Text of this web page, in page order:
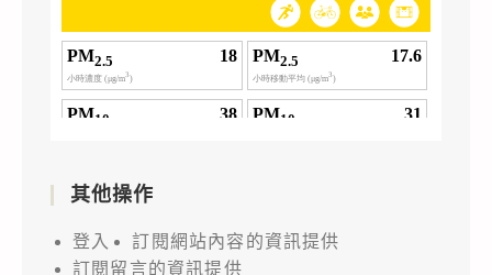
其他操作
登入
訂閱網站內容的資訊提供
訂閱留言的資訊提供